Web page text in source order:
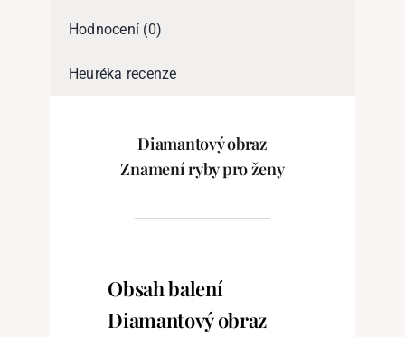
Hodnocení (0)
Heuréka recenze
Diamantový obraz
Znamení ryby pro ženy
Obsah balení
Diamantový obraz